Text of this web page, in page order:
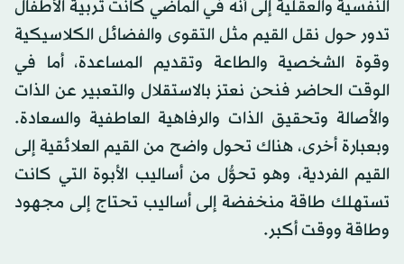
النفسية والعقلية إلى أنه في الماضي كانت تربية الأطفال
تدور حول نقل القيم مثل التقوى والفضائل الكلاسيكية
وقوة الشخصية والطاعة وتقديم المساعدة، أما في
الوقت الحاضر فنحن نعتز بالاستقلال والتعبير عن الذات
والأصالة وتحقيق الذات والرفاهية العاطفية والسعادة.
وبعبارة أخرى، هناك تحول واضح من القيم العلائقية إلى
القيم الفردية، وهو تحوُّل من أساليب الأبوة التي كانت
تستهلك طاقة منخفضة إلى أساليب تحتاج إلى مجهود
وطاقة ووقت أكبر.